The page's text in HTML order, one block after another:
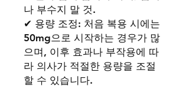
나 부수지 말 것.
✔ 용량 조정: 처음 복용 시에는
50mg으로 시작하는 경우가 많
으며, 이후 효과나 부작용에 따
라 의사가 적절한 용량을 조절
할 수 있습니다.